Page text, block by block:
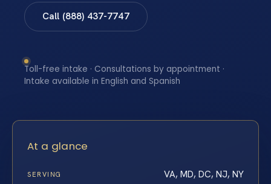
Call (888) 437-7747
Toll-free intake · Consultations by appointment ·
Intake available in English and Spanish
At a glance
SERVING VA, MD, DC, NJ, NY